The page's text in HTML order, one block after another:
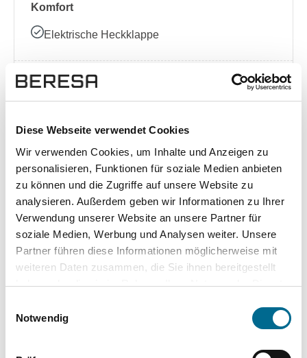
Diese Webseite verwendet Cookies
Wir verwenden Cookies, um Inhalte und Anzeigen zu
personalisieren, Funktionen für soziale Medien anbieten
zu können und die Zugriffe auf unsere Website zu
analysieren. Außerdem geben wir Informationen zu Ihrer
Verwendung unserer Website an unsere Partner für
soziale Medien, Werbung und Analysen weiter. Unsere
Partner führen diese Informationen möglicherweise mit
weiteren Daten zusammen, die Sie ihnen bereitgestellt
haben oder die sie im Rahmen Ihrer Nutzung der Dienste
Cookies, wenn Sie unsere Webseite weiterhin nutzen.
Notwendig
Komfort
Elektrische Heckklappe
Exposé herunterladen [pdf]
Unsere Vorteile
wuddi Leasing Kauf
Versicherung ✔ - -
-